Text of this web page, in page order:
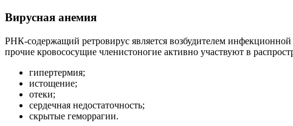
Вирусная анемия
РНК-содержащий ретровирус является возбудителем
прочие кровососущие членистоногие активно участвуют в
гипертермия;
истощение;
отеки;
сердечная недостаточность;
скрытые геморрагии.